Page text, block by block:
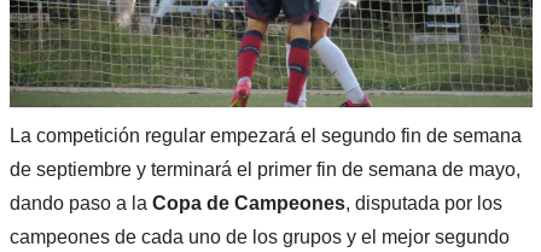
La competición regular empezará el segundo fin de semana
de septiembre y terminará el primer fin de semana de mayo,
dando paso a la Copa de Campeones, disputada por los
campeones de cada uno de los grupos y el mejor segundo